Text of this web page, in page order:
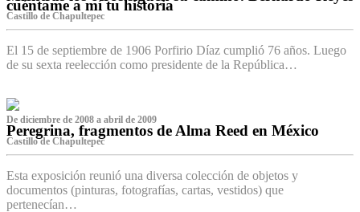
cuéntame a mí tu historia
Castillo de Chapultepec
El 15 de septiembre de 1906 Porfirio Díaz cumplió 76 años. Luego
de su sexta reelección como presidente de la República…
De diciembre de 2008 a abril de 2009
Peregrina, fragmentos de Alma Reed en México
Castillo de Chapultepec
Esta exposición reunió una diversa colección de objetos y
documentos (pinturas, fotografías, cartas, vestidos) que
pertenecían…